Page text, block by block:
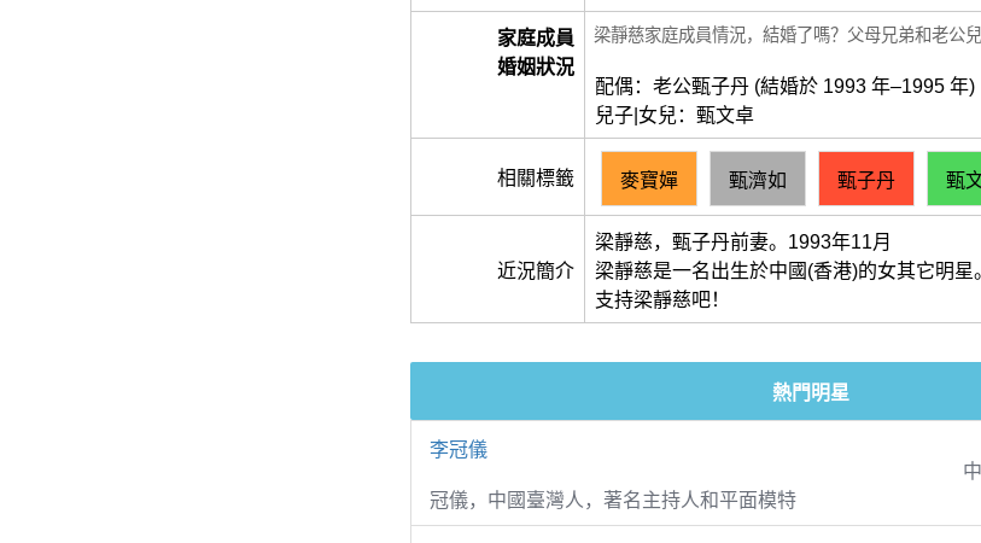
家庭成員
婚姻狀況
梁靜慈家庭成員情況，結婚了嗎？父母兄弟和老公
配偶：老公甄子丹 (結婚於 1993 年–1995 年)
兒子|女兒：甄文卓
相關標籤 麥寶嬋 甄濟如 甄子丹 甄
近況簡介
梁靜慈，甄子丹前妻。1993年11月
梁靜慈是一名出生於中國(香港)的女其它明
支持梁靜慈吧！
熱門明星
李冠儀
冠儀，中國臺灣人，著名主持人和平面模特